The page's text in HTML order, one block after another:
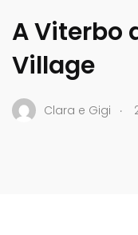
A Viterbo
Village
Clara e Gigi .